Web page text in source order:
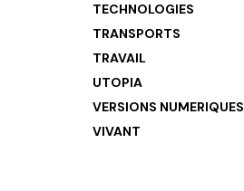
TECHNOLOGIES
TRANSPORTS
TRAVAIL
UTOPIA
VERSIONS NUMERIQUES
VIVANT